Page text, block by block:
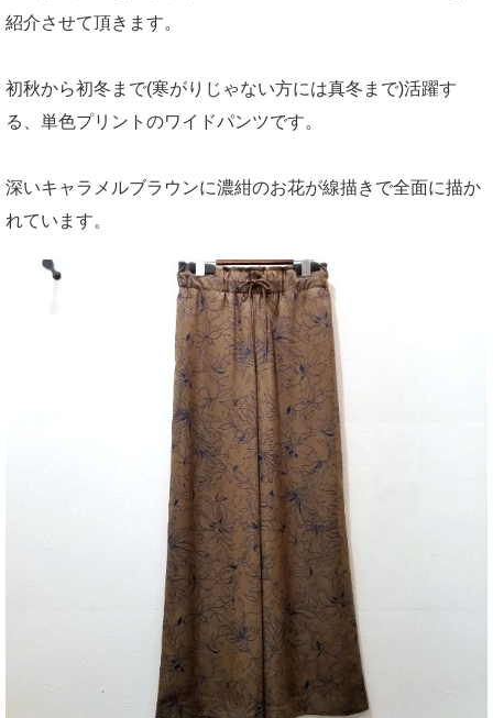
紹介させて頂きます。
初秋から初冬まで(寒がりじゃない方には真冬まで)活躍す
る、単色プリントのワイドパンツです。
深いキャラメルブラウンに濃紺のお花が線描きで全面に描か
れています。